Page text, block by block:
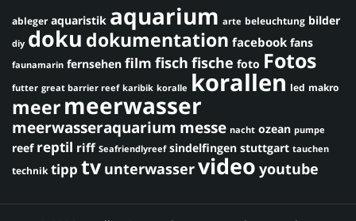
ableger aquaristik aquarium arte beleuchtung bilder
diy doku dokumentation facebook fans
faunamarin fernsehen film fisch fische foto Fotos
futter great barrier reef karibik koralle korallen led makro
meermeerwasser
meerwasseraquarium messe nacht ozean pumpe
reef reptil riff Seafriendlyreef sindelfingen stuttgart tauchen
technik tipp tv unterwasservideo youtube